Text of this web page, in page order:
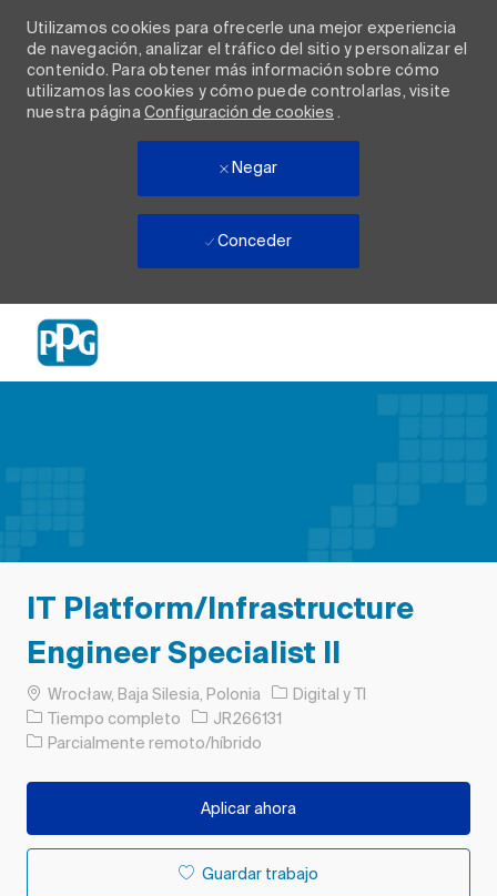
Utilizamos cookies para ofrecerle una mejor experiencia
de navegación, analizar el tráfico del sitio y personalizar el
contenido. Para obtener más información sobre cómo
utilizamos las cookies y cómo puede controlarlas, visite
nuestra página Configuración de cookies .
Negar
Conceder
IT Platform/Infrastructure
Engineer Specialist II
Ubicación
Wrocław, Baja Silesia, Polonia Categoría
Digital y TI
Tipo de trabajo
Tiempo completo ID de trabajo
JR266131
Parcialmente remoto/híbrido
Aplicar ahora
Guardar trabajo